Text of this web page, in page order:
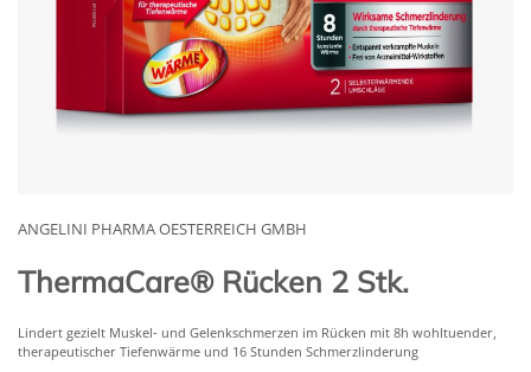
ANGELINI PHARMA OESTERREICH GMBH
ThermaCare® Rücken 2 Stk.
Lindert gezielt Muskel- und Gelenkschmerzen im Rücken mit 8h wohltuender,
therapeutischer Tiefenwärme und 16 Stunden Schmerzlinderung